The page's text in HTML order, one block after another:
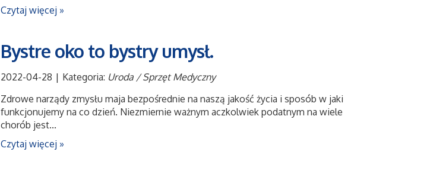
Czytaj więcej »
Bystre oko to bystry umysł.
2022-04-28 | Kategoria: Uroda / Sprzęt Medyczny
Zdrowe narządy zmysłu maja bezpośrednie na naszą jakość życia i sposób w jaki
funkcjonujemy na co dzień. Niezmiernie ważnym aczkolwiek podatnym na wiele
chorób jest...
Czytaj więcej »